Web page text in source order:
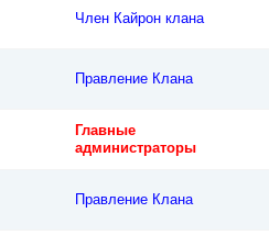
Член Кайрон клана
Правление Клана
Главные
администраторы
Правление Клана